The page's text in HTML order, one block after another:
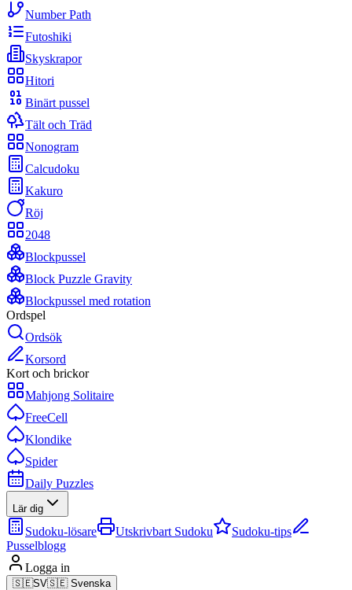
Number Path
Futoshiki
Skyskrapor
Hitori
Binärt pussel
Tält och Träd
Nonogram
Calcudoku
Kakuro
Röj
2048
Blockpussel
Block Puzzle Gravity
Blockpussel med rotation
Ordspel
Ordsök
Korsord
Kort och brickor
Mahjong Solitaire
FreeCell
Klondike
Spider
Daily Puzzles
Lär dig
Sudoku-lösare Utskrivbart Sudoku
Sudoku-tips
Pusselblogg
Logga in
🇸🇪SV🇸🇪 Svenska